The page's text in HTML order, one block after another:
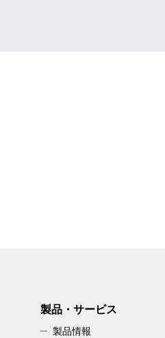
製品・サービス
製品情報